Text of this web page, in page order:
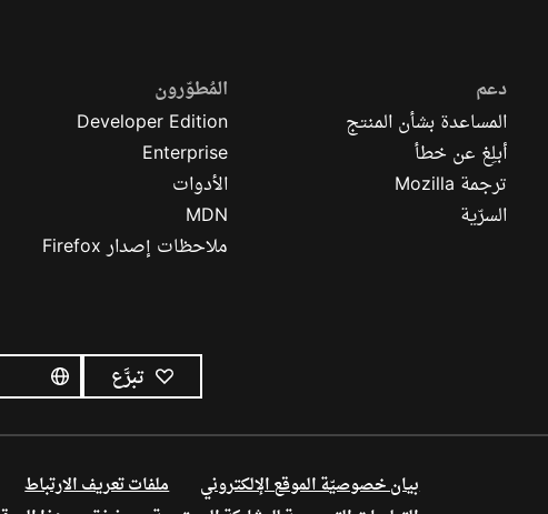
دعم
المساعدة بشأن المنتج
أبلِغ عن خطأ
ترجمة Mozilla
السرّية
المُطوّرون
Developer Edition
Enterprise
الأدوات
MDN
ملاحظات إصدار Firefox
تبرَّع
اللغات
اللغة
بيان خصوصيّة الموقع الإلكتروني ملفات تعريف الارتباط